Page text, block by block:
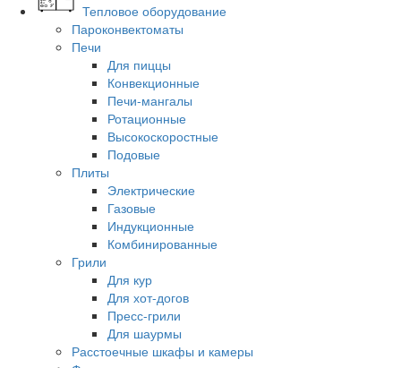
Тепловое оборудование
Пароконвектоматы
Печи
Для пиццы
Конвекционные
Печи-мангалы
Ротационные
Высокоскоростные
Подовые
Плиты
Электрические
Газовые
Индукционные
Комбинированные
Грили
Для кур
Для хот-догов
Пресс-грили
Для шаурмы
Расстоечные шкафы и камеры